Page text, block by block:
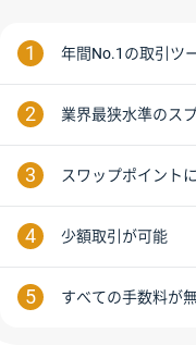
年間No.1の取引ツ
業界最狭水準のス
スワップポイント
少額取引が可能
すべての手数料が